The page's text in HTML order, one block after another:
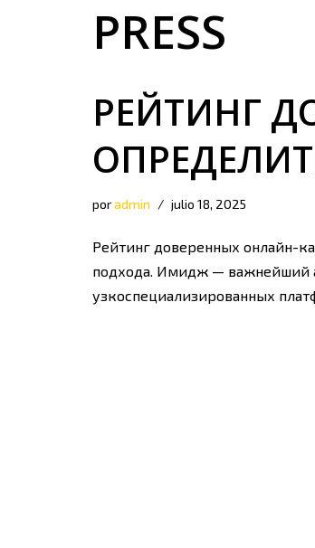
PRESS
РЕЙТИНГ
poradmin julio 18, 2025
Рейтинг доверенных онлайн-
подхода. Имидж — важнейший
узкоспециализированных